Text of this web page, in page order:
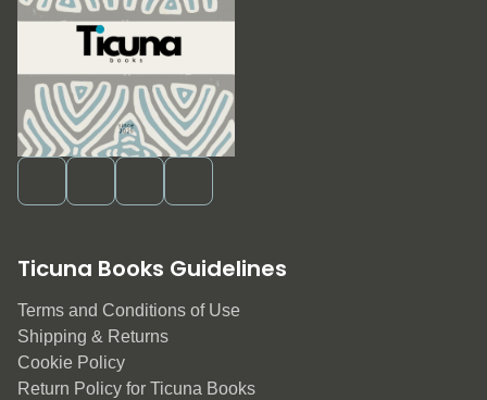
Ticuna Books Guidelines
Terms and Conditions of Use
Shipping & Returns
Cookie Policy
Return Policy for Ticuna Books